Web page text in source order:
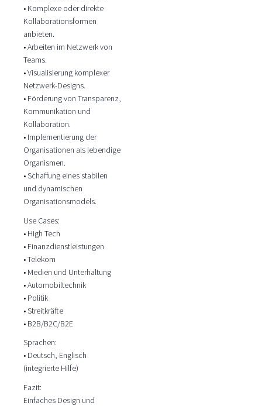
• Komplexe oder direkte
Kollaborationsformen
anbieten.
• Arbeiten im Netzwerk von
Teams.
• Visualisierung komplexer
Netzwerk-Designs.
• Förderung von Transparenz,
Kommunikation und
Kollaboration.
• Implementierung der
Organisationen als lebendige
Organismen.
• Schaffung eines stabilen
und dynamischen
Organisationsmodels.
Use Cases:
• High Tech
• Finanzdienstleistungen
• Telekom
• Medien und Unterhaltung
• Automobiltechnik
• Politik
• Streitkräfte
• B2B/B2C/B2E
Sprachen:
• Deutsch, Englisch
(integrierte Hilfe)
Fazit:
Einfaches Design und